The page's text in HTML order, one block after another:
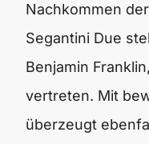
Nachkommen
Segantini Due
Benjamin
vertreten. Mit
überzeugt